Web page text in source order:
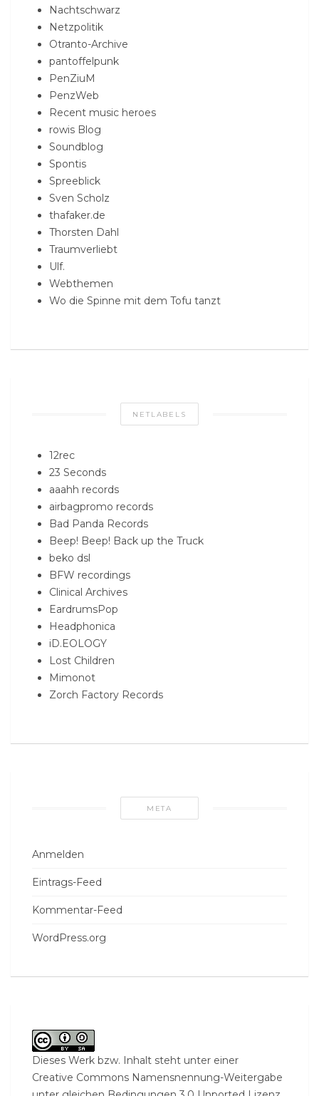
Nachtschwarz
Netzpolitik
Otranto-Archive
pantoffelpunk
PenZiuM
PenzWeb
Recent music heroes
rowis Blog
Soundblog
Spontis
Spreeblick
Sven Scholz
thafaker.de
Thorsten Dahl
Traumverliebt
Ulf.
Webthemen
Wo die Spinne mit dem Tofu tanzt
NETLABELS
12rec
23 Seconds
aaahh records
airbagpromo records
Bad Panda Records
Beep! Beep! Back up the Truck
beko dsl
BFW recordings
Clinical Archives
EardrumsPop
Headphonica
iD.EOLOGY
Lost Children
Mimonot
Zorch Factory Records
META
Anmelden
Eintrags-Feed
Kommentar-Feed
WordPress.org
Dieses Werk bzw. Inhalt steht unter einer
Creative Commons Namensnennung-Weitergabe